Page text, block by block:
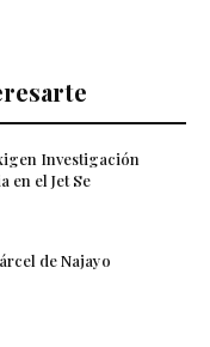
Investigación
en el Jet Se
de Najayo